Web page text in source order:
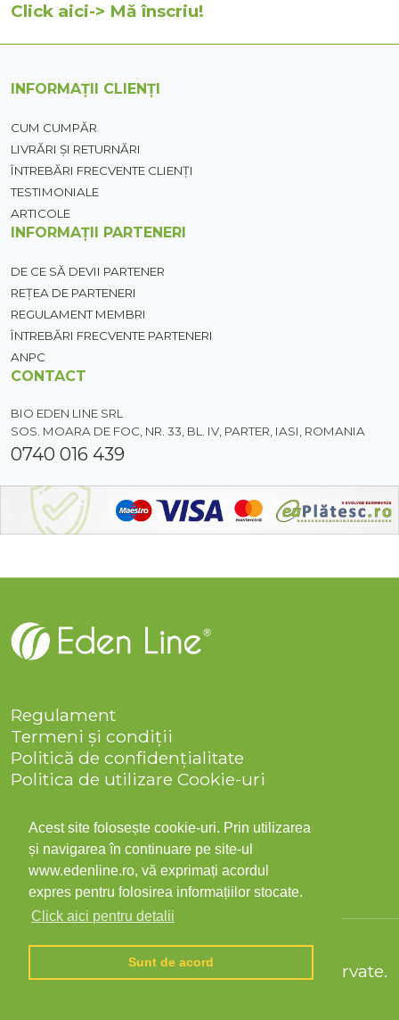
Acest site folosește cookie-uri. Prin utilizarea
și navigarea în continuare pe site-ul
www.edenline.ro, vă exprimați acordul
expres pentru folosirea informațiilor stocate.
Click aici pentru detalii
Sunt de acord
Click aici-> Mă înscriu!
INFORMAȚII CLIENȚI
CUM CUMPĂR
LIVRĂRI ȘI RETURNĂRI
ÎNTREBĂRI FRECVENTE CLIENȚI
TESTIMONIALE
ARTICOLE
INFORMAȚII PARTENERI
DE CE SĂ DEVII PARTENER
REȚEA DE PARTENERI
REGULAMENT MEMBRI
ÎNTREBĂRI FRECVENTE PARTENERI
ANPC
CONTACT
BIO EDEN LINE SRL
SOS. MOARA DE FOC, NR. 33, BL. IV, PARTER, IASI, ROMANIA
0740 016 439
Regulament
Termeni și condiții
Politică de confidențialitate
Politica de utilizare Cookie-uri
Solicitare date personale
ANPC
Contact
© 2026 Eden Line Toate drepturile rezervate.